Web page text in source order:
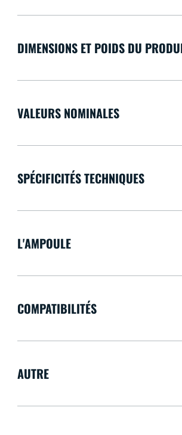
DIMENSIONS ET POIDS DU
VALEURS NOMINALES
SPÉCIFICITÉS TECHNIQUES
L'AMPOULE
COMPATIBILITÉS
AUTRE